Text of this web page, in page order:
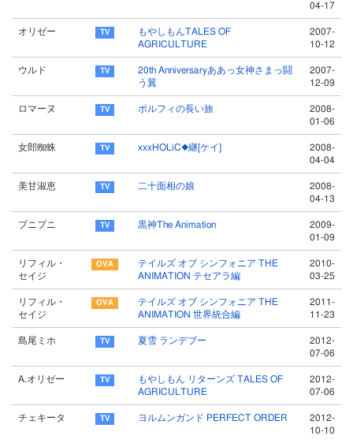
04-17
オリゼー
もやしもんTALES OF
AGRICULTURE
2007-
10-12
ウルド
20th Anniversaryああっ女神さまっ闘
う翼
2007-
12-09
ロマーヌ ポルフィの長い旅
2008-
01-06
女郎蜘蛛 xxxHOLiC◆継[ケイ]
2008-
04-04
美甘淑恵 二十面相の娘
2008-
04-13
プニプニ 黒神The Animation
2009-
01-09
リフィル・
セイジ
テイルズ オブ シンフォニア THE
ANIMATION テセアラ編
2010-
03-25
リフィル・
セイジ
テイルズ オブ シンフォニア THE
ANIMATION 世界統合編
2011-
11-23
島尾ミホ 夏雪 ランデブー
2012-
07-06
A.オリゼー
もやしもん リターンズ TALES OF
AGRICULTURE
2012-
07-06
チェキータ ヨルムンガンド PERFECT ORDER
2012-
10-10